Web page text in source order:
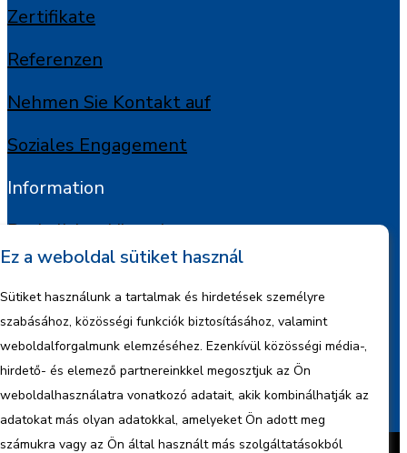
Zertifikate
Referenzen
Nehmen Sie Kontakt auf
Soziales Engagement
Information
Rechtlicher Hinweis
Informationen zum Datenmanagement
Firmeninformationen
Berichte
Erstellt vonBonsAI HorizON Ltd.
Ez a weboldal sütiket használ
Sütiket használunk a tartalmak és hirdetések személyre
szabásához, közösségi funkciók biztosításához, valamint
weboldalforgalmunk elemzéséhez. Ezenkívül közösségi média-,
hirdető- és elemező partnereinkkel megosztjuk az Ön
weboldalhasználatra vonatkozó adatait, akik kombinálhatják az
adatokat más olyan adatokkal, amelyeket Ön adott meg
számukra vagy az Ön által használt más szolgáltatásokból